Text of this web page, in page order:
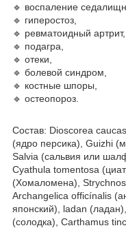
🔹 воспаление
🔹 гиперостоз,
🔹 ревматоидный артрит,
🔹 подагра,
🔹 отеки,
🔹 болевой синдром,
🔹 костные шпоры,
🔹 остеопороз.
Состав: Dioscorea
(ядро персика), Guizhi
Salvia (сальвия или
Cyathula tomentosa
(Хомаломена),
Archangelica officínalis
японский), ladan
(солодка), Carthamus